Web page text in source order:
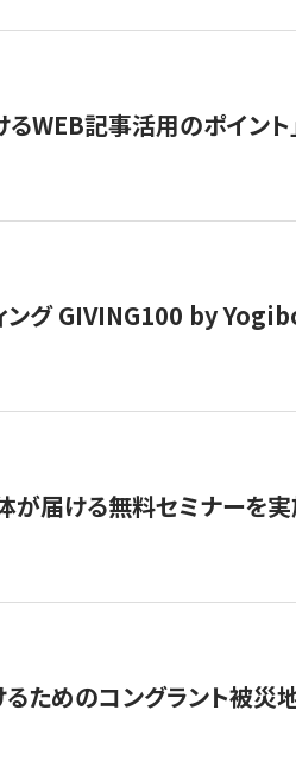
WEB記事活用のポイント
ング GIVING100 by
が届ける無料セミナーを
ためのコングラント被災